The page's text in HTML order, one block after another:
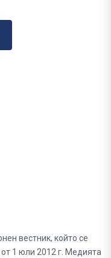
вестник, който се
1 юли 2012 г. Медията